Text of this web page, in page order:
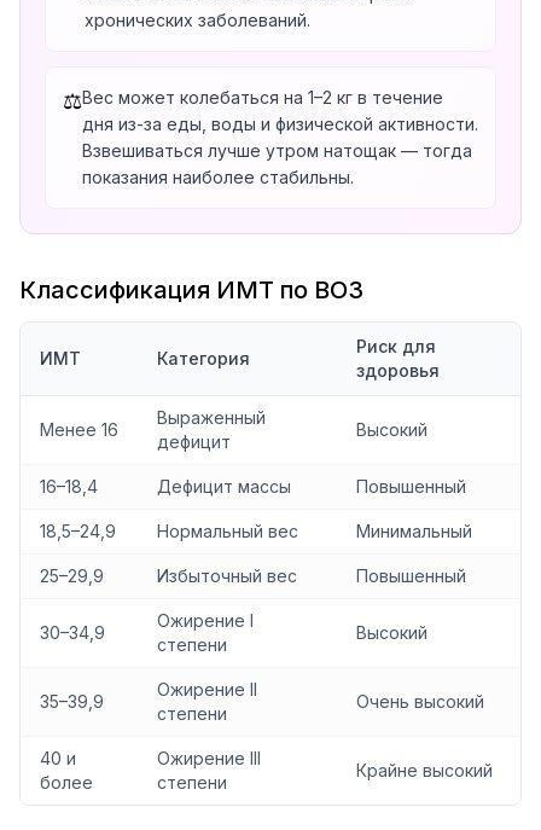
хронических заболеваний.
⚖️Вес может колебаться на 1–2 кг в течение
дня из-за еды, воды и физической активности.
Взвешиваться лучше утром натощак — тогда
показания наиболее стабильны.
Классификация ИМТ по ВОЗ
ИМТ Категория
Риск для
здоровья
Менее 16
Выраженный
дефицит
Высокий
16–18,4 Дефицит массы Повышенный
18,5–24,9 Нормальный вес Минимальный
25–29,9 Избыточный вес Повышенный
30–34,9
Ожирение I
степени
Высокий
35–39,9
Ожирение II
степени
Очень высокий
40 и
более
Ожирение III
степени
Крайне высокий